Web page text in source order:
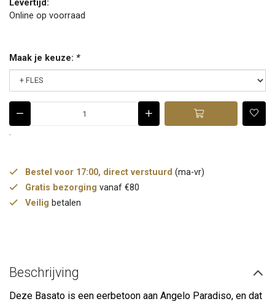
Levertijd:
Online op voorraad
Maak je keuze: *
.
Bestel voor 17:00, direct verstuurd (ma-vr)
Gratis bezorging vanaf €80
Veilig betalen
Beschrijving
Deze Basato is een eerbetoon aan Angelo Paradiso, en dat